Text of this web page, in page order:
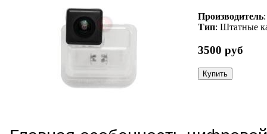
Производитель
Тип: Штатные
3500 руб